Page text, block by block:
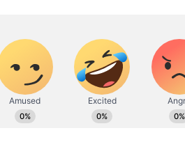
சொந்த அணிக்கே